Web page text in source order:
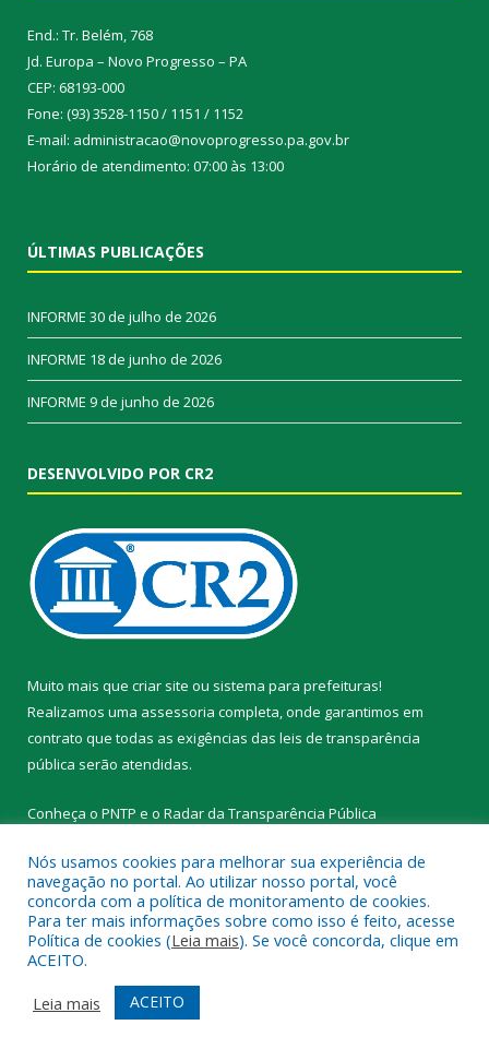
End.: Tr. Belém, 768
Jd. Europa – Novo Progresso – PA
CEP: 68193-000
Fone: (93) 3528-1150 / 1151 / 1152
E-mail: administracao@novoprogresso.pa.gov.br
Horário de atendimento: 07:00 às 13:00
ÚLTIMAS PUBLICAÇÕES
INFORME 30 de julho de 2026
INFORME 18 de junho de 2026
INFORME 9 de junho de 2026
DESENVOLVIDO POR CR2
Muito mais que criar site ou sistema para prefeituras!
Realizamos uma assessoria completa, onde garantimos em
contrato que todas as exigências das leis de transparência
pública serão atendidas.
Conheça o PNTP e o Radar da Transparência Pública
Todos os direitos reservados a Prefeitura Municipal de Novo
Progresso.
Mapa do Site
Acessar Área Administrativa
Acessar Webmail
Nós usamos cookies para melhorar sua experiência de
navegação no portal. Ao utilizar nosso portal, você
concorda com a política de monitoramento de cookies.
Para ter mais informações sobre como isso é feito, acesse
Política de cookies (Leia mais). Se você concorda, clique em
ACEITO.
Leia mais
ACEITO